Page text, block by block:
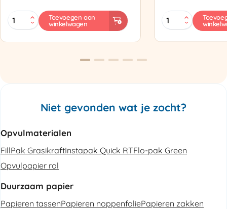
MINI
PAK'R
Toevoegen aan
winkelwagen
Zapak
ZP97
aantal
Niet gevonden wat je zocht?
Opvulmaterialen
FillPak GrasikraftInstapak Quick RTFlo-pak Green
Opvulpapier rol
Duurzaam papier
Papieren tassenPapieren noppenfoliePapieren zakken